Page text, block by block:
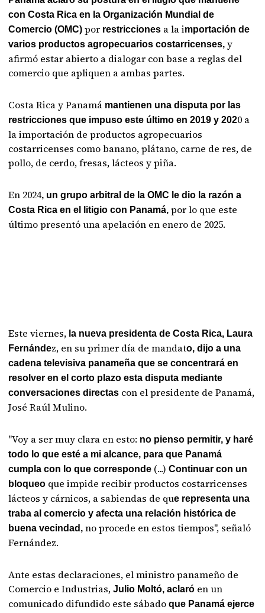
con Costa Rica en la Organización Mundial de
Comercio (OMC)por restricciones a la importación de
varios productos agropecuarios costarricenses, y
afirmó estar abierto a dialogar con base a reglas del
comercio que apliquen a ambas partes.
Costa Rica y Panamá mantienen una disputa por las
restricciones que impuso este último en 2019 y 2020 a
la importación de productos agropecuarios
costarricenses como banano, plátano, carne de res, de
pollo, de cerdo, fresas, lácteos y piña.
En 2024, un grupo arbitral de la OMC le dio la razón a
Costa Rica en el litigio con Panamá, por lo que este
último presentó una apelación en enero de 2025.
Este viernes, la nueva presidenta de Costa Rica, Laura
Fernández, en su primer día de mandato, dijo a una
cadena televisiva panameña que se concentrará en
resolver en el corto plazo esta disputa mediante
conversaciones directas con el presidente de Panamá,
José Raúl Mulino.
"Voy a ser muy clara en esto: no pienso permitir, y haré
todo lo que esté a mi alcance, para que Panamá
cumpla con lo que corresponde (...)Continuar con un
bloqueo que impide recibir productos costarricenses
lácteos y cárnicos, a sabiendas de que representa una
traba al comercio y afecta una relación histórica de
buena vecindad,no procede en estos tiempos", señaló
Fernández.
Ante estas declaraciones, el ministro panameño de
Comercio e Industrias,Julio Moltó, aclaró en un
comunicado difundido este sábado que Panamá ejerce